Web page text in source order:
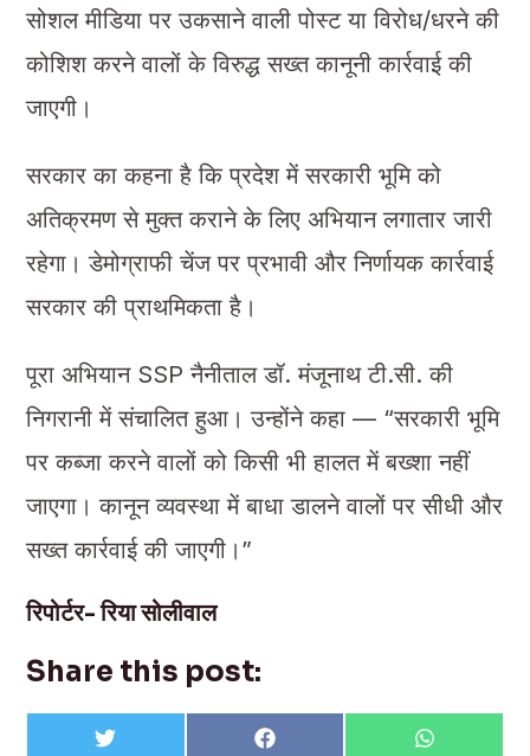
सोशल मीडिया पर उकसाने वाली पोस्ट या विरोध/धरने की
कोशिश करने वालों के विरुद्ध सख्त कानूनी कार्रवाई की
जाएगी।
सरकार का कहना है कि प्रदेश में सरकारी भूमि को
अतिक्रमण से मुक्त कराने के लिए अभियान लगातार जारी
रहेगा। डेमोग्राफी चेंज पर प्रभावी और निर्णायक कार्रवाई
सरकार की प्राथमिकता है।
पूरा अभियान SSP नैनीताल डॉ. मंजूनाथ टी.सी. की
निगरानी में संचालित हुआ। उन्होंने कहा — “सरकारी भूमि
पर कब्जा करने वालों को किसी भी हालत में बख्शा नहीं
जाएगा। कानून व्यवस्था में बाधा डालने वालों पर सीधी और
सख्त कार्रवाई की जाएगी।”
रिपोर्टर- रिया सोलीवाल
Share this post:
Share Share
F Share
W